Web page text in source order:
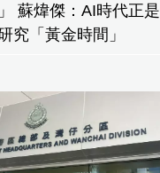
蘇煒傑：AI時代正是
究「黃金時間」